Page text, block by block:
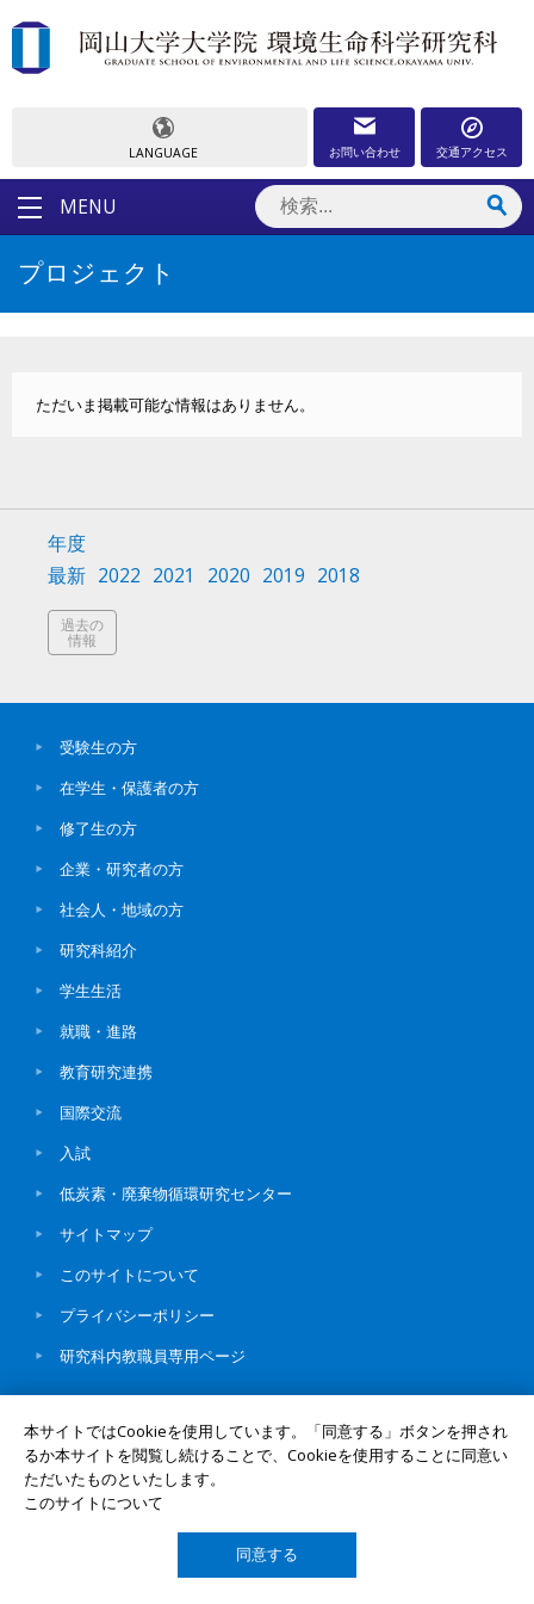
LANGUAGE お問い合わせ 交通アクセス
MENU
プロジェクト
ただいま掲載可能な情報はありません。
年度
最新 2022 2021 2020 2019 2018
過去の
情報
受験生の方
在学生・保護者の方
修了生の方
企業・研究者の方
社会人・地域の方
研究科紹介
学生生活
就職・進路
教育研究連携
国際交流
入試
低炭素・廃棄物循環研究センター
サイトマップ
このサイトについて
プライバシーポリシー
研究科内教職員専用ページ
© Okayama University
本サイトではCookieを使用しています。「同意する」ボタンを押され
るか本サイトを閲覧し続けることで、Cookieを使用することに同意い
ただいたものといたします。
このサイトについて
同意する